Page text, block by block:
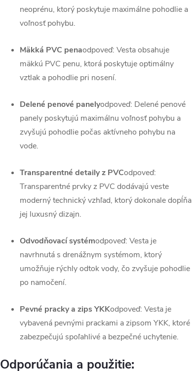
neoprénu, ktorý poskytuje maximálne pohodlie a
voľnosť pohybu.
Mäkká PVC penaodpoveď: Vesta obsahuje
mäkkú PVC penu, ktorá poskytuje optimálny
vztlak a pohodlie pri nosení.
Delené penové panelyodpoveď: Delené penové
panely poskytujú maximálnu voľnosť pohybu a
zvyšujú pohodlie počas aktívneho pohybu na
vode.
Transparentné detaily z PVCodpoveď:
Transparentné prvky z PVC dodávajú veste
moderný technický vzhľad, ktorý dokonale dopĺňa
jej luxusný dizajn.
Odvodňovací systémodpoveď: Vesta je
navrhnutá s drenážnym systémom, ktorý
umožňuje rýchly odtok vody, čo zvyšuje pohodlie
po namočení.
Pevné pracky a zips YKKodpoveď: Vesta je
vybavená pevnými prackami a zipsom YKK, ktoré
zabezpečujú spoľahlivé a bezpečné uchytenie.
Odporúčania a použitie: